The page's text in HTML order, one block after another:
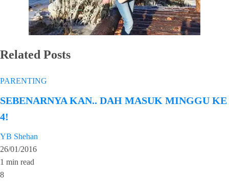
Related Posts
PARENTING
SEBENARNYA KAN.. DAH MASUK MINGGU KE
4!
YB Shehan
26/01/2016
1 min read
8